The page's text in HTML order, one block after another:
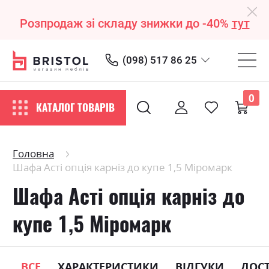
Розпродаж зі складу знижки до -40% тут
(098) 517 86 25
КАТАЛОГ ТОВАРІВ
0
Головна
Шафа Асті опція карніз до купе 1,5 Міромарк
Шафа Асті опція карніз до
купе 1,5 Міромарк